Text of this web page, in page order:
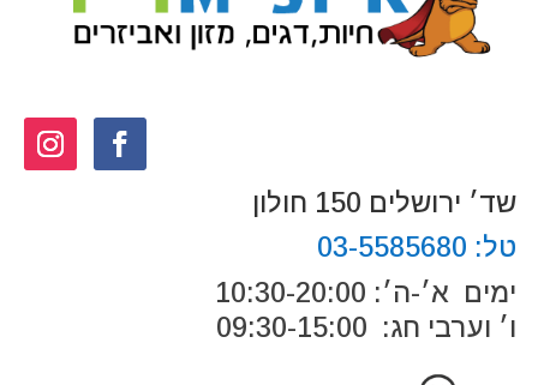
שד׳ ירושלים 150 חולון
טל: 03-5585680
ימים א׳-ה׳: 10:30-20:00
ו׳ וערבי חג: 09:30-15:00